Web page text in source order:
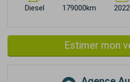
Diesel 179000km 2022
Estimer mon